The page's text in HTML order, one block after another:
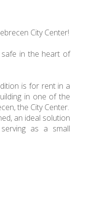
City Center!
in the heart of
is for rent in a
in one of the
the City Center.
an ideal solution
as a small